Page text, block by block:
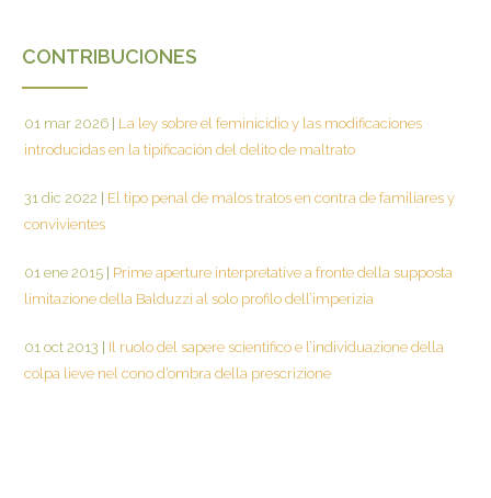
CONTRIBUCIONES
01 mar 2026
La ley sobre el feminicidio y las modificaciones
introducidas en la tipificación del delito de maltrato
31 dic 2022
El tipo penal de malos tratos en contra de familiares y
convivientes
01 ene 2015
Prime aperture interpretative a fronte della supposta
limitazione della Balduzzi al solo profilo dell’imperizia
01 oct 2013
Il ruolo del sapere scientifico e l’individuazione della
colpa lieve nel cono d’ombra della prescrizione